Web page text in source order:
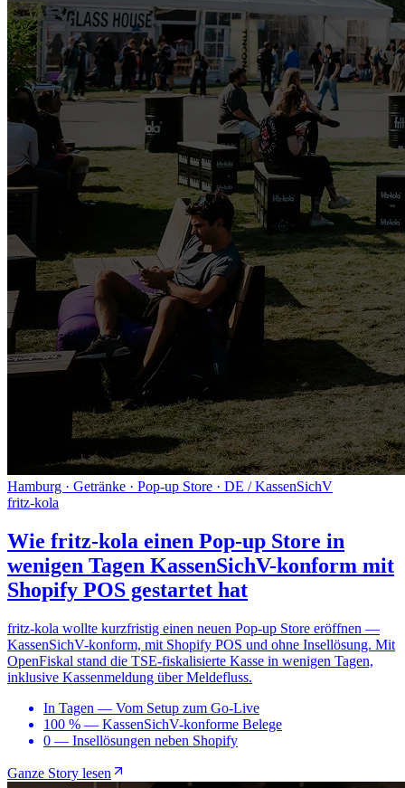
Hamburg · Getränke · Pop-up Store · DE / KassenSichV
fritz-kola
Wie fritz-kola einen Pop-up Store in
wenigen Tagen KassenSichV-konform mit
Shopify POS gestartet hat
fritz-kola wollte kurzfristig einen neuen Pop-up Store eröffnen —
KassenSichV-konform, mit Shopify POS und ohne Insellösung. Mit
OpenFiskal stand die TSE-fiskalisierte Kasse in wenigen Tagen,
inklusive Kassenmeldung über Meldefluss.
In Tagen — Vom Setup zum Go-Live
100 % — KassenSichV-konforme Belege
0 — Insellösungen neben Shopify
Ganze Story lesen